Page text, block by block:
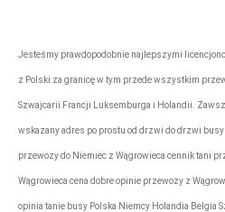
Jesteśmy prawdopodobnie najlepszymi
z Polski za granicę w tym przede wszystkim
Szwajcarii Francji Luksemburga i Holandii.
wskazany adres po prostu od drzwi do drzwi
przewozy do Niemiec z Wągrowieca cennik tani
Wągrowieca cena dobre opinie przewozy z
opinia tanie busy Polska Niemcy Holandia Belgia